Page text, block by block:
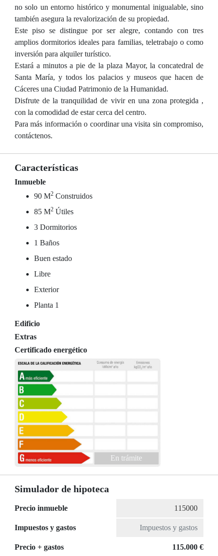
no solo un entorno histórico y monumental inigualable, sino
también asegura la revalorización de su propiedad.
Este piso se distingue por ser alegre, contando con tres
amplios dormitorios ideales para familias, teletrabajo o como
inversión para alquiler turístico.
Estará a minutos a pie de la plaza Mayor, la concatedral de
Santa María, y todos los palacios y museos que hacen de
Cáceres una Ciudad Patrimonio de la Humanidad.
Disfrute de la tranquilidad de vivir en una zona protegida ,
con la comodidad de estar cerca del centro.
Para más información o coordinar una visita sin compromiso,
contáctenos.
Características
Inmueble
90 M2 Construidos
85 M2 Útiles
3 Dormitorios
1 Baños
Buen estado
Libre
Exterior
Planta 1
Edificio
Extras
Certificado energético
En trámite
Simulador de hipoteca
Precio inmueble
Impuestos y gastos
Precio + gastos 115.000 €